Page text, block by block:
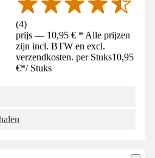
(4)
prijs — 10,95 € * Alle prijzen
zijn incl. BTW en excl.
verzendkosten. per Stuks10,95
€*/ Stuks